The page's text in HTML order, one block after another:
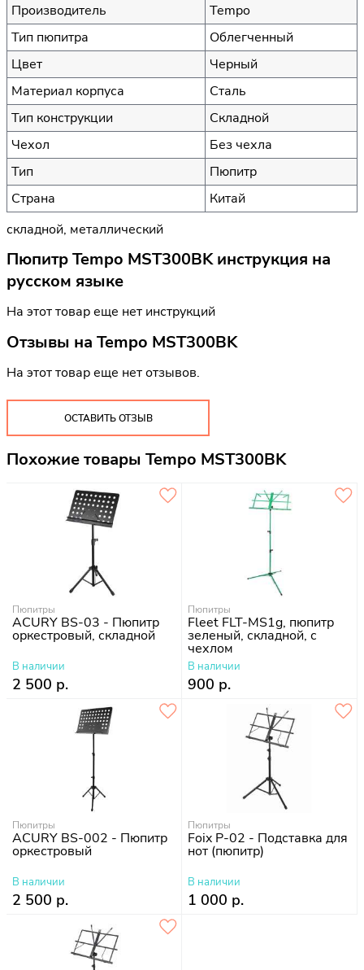
Производитель
Tempo
Тип пюпитра
Облегченный
Цвет
Черный
Материал корпуса
Сталь
Тип конструкции
Складной
Чехол
Без чехла
Тип
Пюпитр
Страна
Китай
складной, металлический
Пюпитр Tempo MST300BK инструкция на
русском языке
На этот товар еще нет инструкций
Отзывы на Tempo MST300BK
На этот товар еще нет отзывов.
ОСТАВИТЬ ОТЗЫВ
Похожие товары Tempo MST300BK
Пюпитры
ACURY BS-03 - Пюпитр
оркестровый, складной
В наличии
2 500 р.
Пюпитры
Fleet FLT-MS1g, пюпитр
зеленый, складной, с
чехлом
В наличии
900 р.
Пюпитры
ACURY BS-002 - Пюпитр
оркестровый
В наличии
2 500 р.
Пюпитры
Foix P-02 - Подставка для
нот (пюпитр)
В наличии
1 000 р.